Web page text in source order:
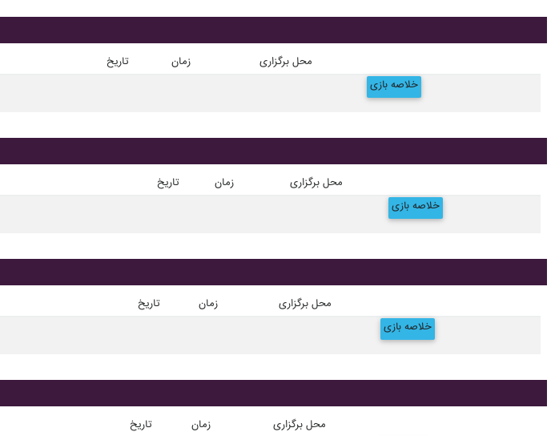
تاریخ زمان محل برگزاری
خلاصه بازی
تاریخ زمان محل برگزاری
خلاصه بازی
تاریخ زمان محل برگزاری
خلاصه بازی
تاریخ زمان محل برگزاری